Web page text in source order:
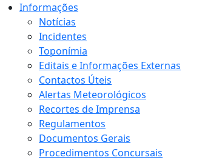
Informações
Notícias
Incidentes
Toponímia
Editais e Informações Externas
Contactos Úteis
Alertas Meteorológicos
Recortes de Imprensa
Regulamentos
Documentos Gerais
Procedimentos Concursais